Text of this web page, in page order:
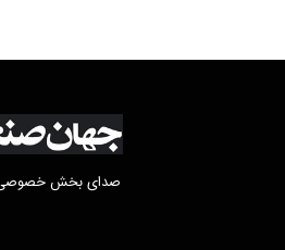
صدای بخش خصوصی